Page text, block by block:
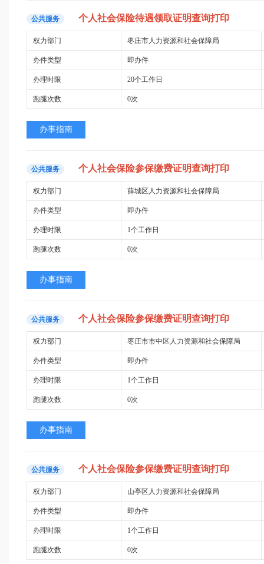
公共服务 个人社会保险待遇领取证明查询打印
权力部门 枣庄市人力资源和社会保障局
办件类型 即办件
办理时限 20个工作日
跑腿次数 0次
办事指南
公共服务 个人社会保险参保缴费证明查询打印
权力部门 薛城区人力资源和社会保障局
办件类型 即办件
办理时限 1个工作日
跑腿次数 0次
办事指南
公共服务 个人社会保险参保缴费证明查询打印
权力部门 枣庄市市中区人力资源和社会保障局
办件类型 即办件
办理时限 1个工作日
跑腿次数 0次
办事指南
公共服务 个人社会保险参保缴费证明查询打印
权力部门 山亭区人力资源和社会保障局
办件类型 即办件
办理时限 1个工作日
跑腿次数 0次